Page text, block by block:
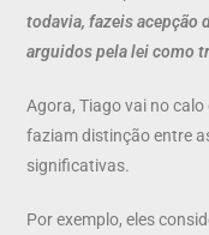
todavia, fazeis acepção
arguidos pela lei como
Agora, Tiago vai no
faziam distinção entre
significativas.
Por exemplo, eles